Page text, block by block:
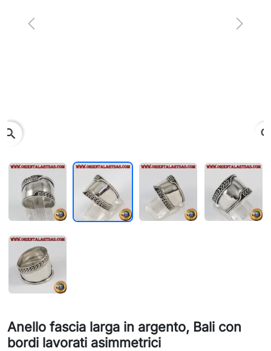
Previous Next
Anello fascia larga in argento, Bali con
bordi lavorati asimmetrici